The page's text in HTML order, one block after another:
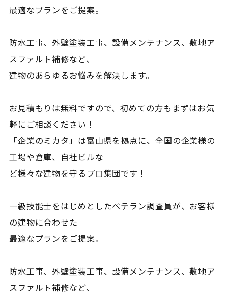
最適なプランをご提案。
防水工事、外壁塗装工事、設備メンテナンス、敷地ア
スファルト補修など、
建物のあらゆるお悩みを解決します。
お見積もりは無料ですので、初めての方もまずはお気
軽にご相談ください！
「企業のミカタ」は富山県を拠点に、全国の企業様の
工場や倉庫、自社ビルな
ど様々な建物を守るプロ集団です！
一級技能士をはじめとしたベテラン調査員が、お客様
の建物に合わせた
最適なプランをご提案。
防水工事、外壁塗装工事、設備メンテナンス、敷地ア
スファルト補修など、